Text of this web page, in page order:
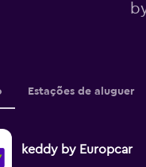
Estações de aluguer
keddy by Europcar